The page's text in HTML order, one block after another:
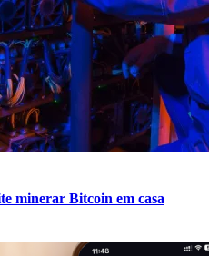
minerar Bitcoin em casa